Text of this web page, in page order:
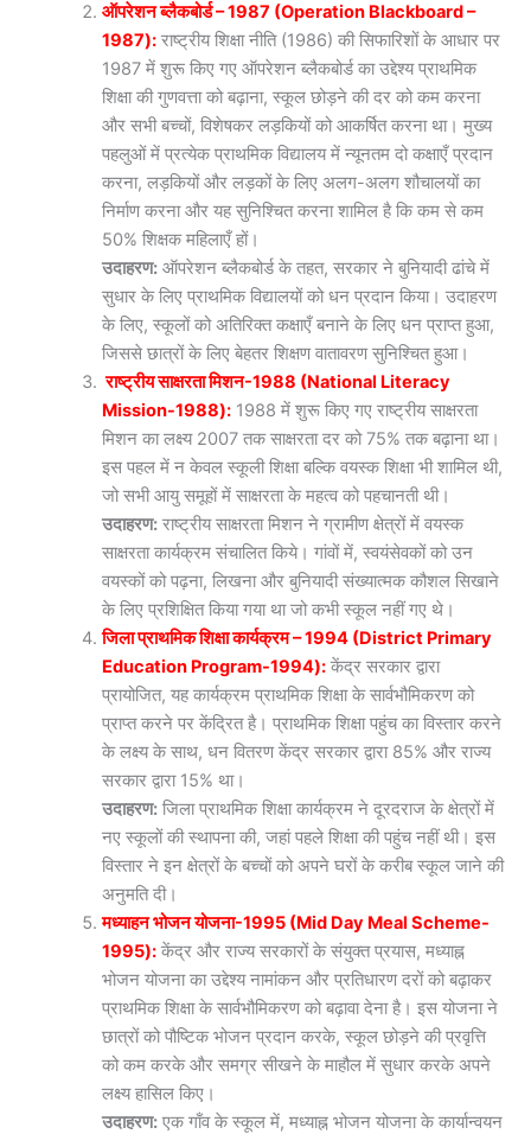
ऑपरेशन ब्लैकबोर्ड – 1987 (Operation Blackboard –
1987): राष्ट्रीय शिक्षा नीति (1986) की सिफारिशों के आधार पर
1987 में शुरू किए गए ऑपरेशन ब्लैकबोर्ड का उद्देश्य प्राथमिक
शिक्षा की गुणवत्ता को बढ़ाना, स्कूल छोड़ने की दर को कम करना
और सभी बच्चों, विशेषकर लड़कियों को आकर्षित करना था। मुख्य
पहलुओं में प्रत्येक प्राथमिक विद्यालय में न्यूनतम दो कक्षाएँ प्रदान
करना, लड़कियों और लड़कों के लिए अलग-अलग शौचालयों का
निर्माण करना और यह सुनिश्चित करना शामिल है कि कम से कम
50% शिक्षक महिलाएँ हों।
उदाहरण: ऑपरेशन ब्लैकबोर्ड के तहत, सरकार ने बुनियादी ढांचे में
सुधार के लिए प्राथमिक विद्यालयों को धन प्रदान किया। उदाहरण
के लिए, स्कूलों को अतिरिक्त कक्षाएँ बनाने के लिए धन प्राप्त हुआ,
जिससे छात्रों के लिए बेहतर शिक्षण वातावरण सुनिश्चित हुआ।
राष्ट्रीय साक्षरता मिशन-1988 (National Literacy
Mission-1988): 1988 में शुरू किए गए राष्ट्रीय साक्षरता
मिशन का लक्ष्य 2007 तक साक्षरता दर को 75% तक बढ़ाना था।
इस पहल में न केवल स्कूली शिक्षा बल्कि वयस्क शिक्षा भी शामिल थी,
जो सभी आयु समूहों में साक्षरता के महत्व को पहचानती थी।
उदाहरण: राष्ट्रीय साक्षरता मिशन ने ग्रामीण क्षेत्रों में वयस्क
साक्षरता कार्यक्रम संचालित किये। गांवों में, स्वयंसेवकों को उन
वयस्कों को पढ़ना, लिखना और बुनियादी संख्यात्मक कौशल सिखाने
के लिए प्रशिक्षित किया गया था जो कभी स्कूल नहीं गए थे।
जिला प्राथमिक शिक्षा कार्यक्रम – 1994 (District Primary
Education Program-1994): केंद्र सरकार द्वारा
प्रायोजित, यह कार्यक्रम प्राथमिक शिक्षा के सार्वभौमिकरण को
प्राप्त करने पर केंद्रित है। प्राथमिक शिक्षा पहुंच का विस्तार करने
के लक्ष्य के साथ, धन वितरण केंद्र सरकार द्वारा 85% और राज्य
सरकार द्वारा 15% था।
उदाहरण: जिला प्राथमिक शिक्षा कार्यक्रम ने दूरदराज के क्षेत्रों में
नए स्कूलों की स्थापना की, जहां पहले शिक्षा की पहुंच नहीं थी। इस
विस्तार ने इन क्षेत्रों के बच्चों को अपने घरों के करीब स्कूल जाने की
अनुमति दी।
मध्याहन भोजन योजना-1995 (Mid Day Meal Scheme-
1995): केंद्र और राज्य सरकारों के संयुक्त प्रयास, मध्याह्न
भोजन योजना का उद्देश्य नामांकन और प्रतिधारण दरों को बढ़ाकर
प्राथमिक शिक्षा के सार्वभौमिकरण को बढ़ावा देना है। इस योजना ने
छात्रों को पौष्टिक भोजन प्रदान करके, स्कूल छोड़ने की प्रवृत्ति
को कम करके और समग्र सीखने के माहौल में सुधार करके अपने
लक्ष्य हासिल किए।
उदाहरण: एक गाँव के स्कूल में, मध्याह्न भोजन योजना के कार्यान्वयन